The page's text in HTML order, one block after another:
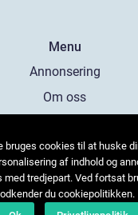
Menu
Annonsering
Om oss
Kontakta oss
Sitemap
bruges cookies til at huske
af indhold og
med tredjepart. Ved fortsat
du cookiepolitikken.